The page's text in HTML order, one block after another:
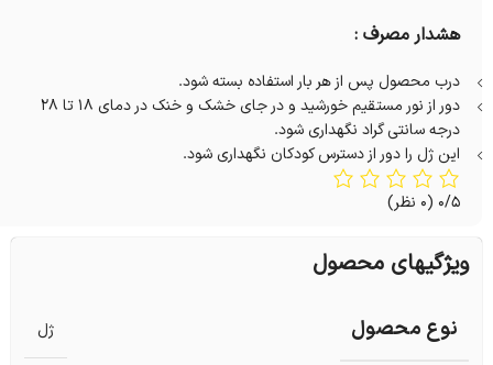
هشدار مصرف :
درب محصول پس از هر بار استفاده بسته شود.
دور از نور مستقیم خورشید و در جای خشک و خنک در دمای 18 تا 28
درجه سانتی گراد نگهداری شود.
این ژل را دور از دسترس کودکان نگهداری شود.
0/5 (0 نظر)
ویژگیهای محصول
نوع محصول ژل